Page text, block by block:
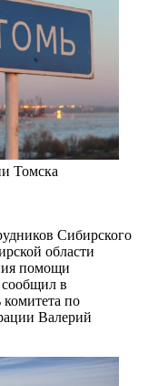
Томска
Сибирского
области
помощи
сообщил в
комитета по
Валерий